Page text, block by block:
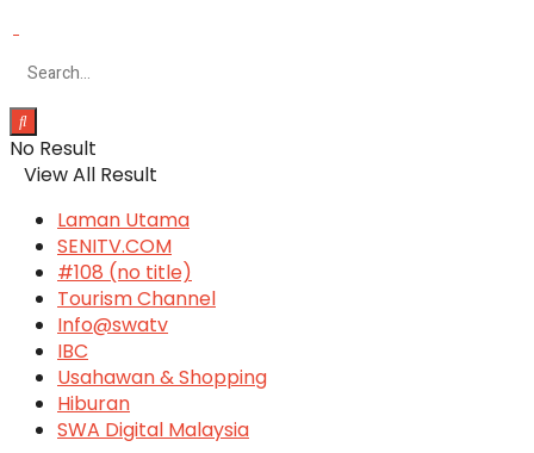
No Result
View All Result
Laman Utama
SENITV.COM
#108 (no title)
Tourism Channel
Info@swatv
IBC
Usahawan & Shopping
Hiburan
SWA Digital Malaysia